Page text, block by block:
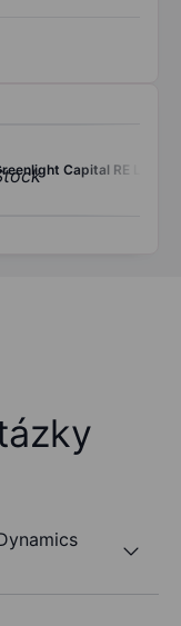
Capital RE Ltd